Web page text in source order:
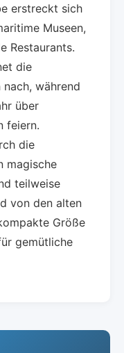
erstreckt sich
Museen,
Restaurants.
die
während
über
feiern.
die
magische
teilweise
von den alten
Größe
gemütliche